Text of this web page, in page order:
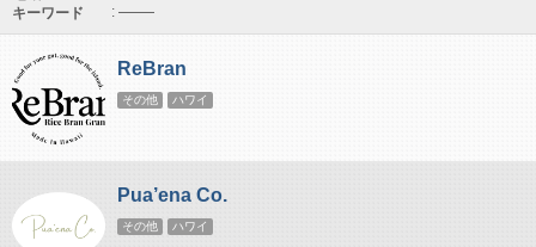
キーワード
:
ReBran
その他 ハワイ
Pua’ena Co.
その他 ハワイ